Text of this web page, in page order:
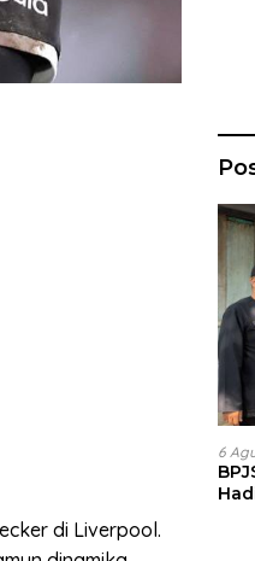
di Liverpool.
6